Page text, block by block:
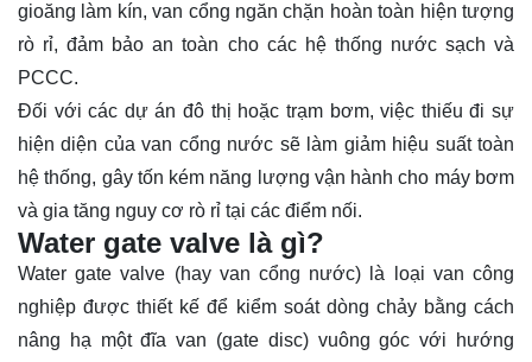
gioăng làm kín, van cổng ngăn chặn hoàn toàn hiện tượng
rò rỉ, đảm bảo an toàn cho các hệ thống nước sạch và
PCCC.
Đối với các dự án đô thị hoặc trạm bơm, việc thiếu đi sự
hiện diện của van cổng nước sẽ làm giảm hiệu suất toàn
hệ thống, gây tốn kém năng lượng vận hành cho máy bơm
và gia tăng nguy cơ rò rỉ tại các điểm nối.
Water gate valve là gì?
Water gate valve (hay van cổng nước) là loại van công
nghiệp được thiết kế để kiểm soát dòng chảy bằng cách
nâng hạ một đĩa van (gate disc) vuông góc với hướng